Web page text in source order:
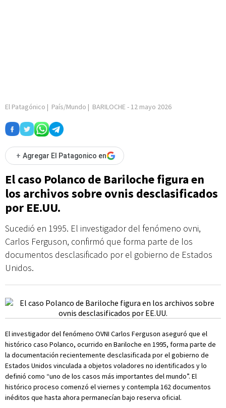
El Patagónico | País/Mundo | BARILOCHE- 12 mayo 2026
+ Agregar El Patagonico en
El caso Polanco de Bariloche figura en
los archivos sobre ovnis desclasificados
por EE.UU.
Sucedió en 1995. El investigador del fenómeno ovni,
Carlos Ferguson, confirmó que forma parte de los
documentos desclasificado por el gobierno de Estados
Unidos.
El investigador del fenómeno OVNI Carlos Ferguson aseguró que el
histórico caso Polanco, ocurrido en Bariloche en 1995, forma parte de
la documentación recientemente desclasificada por el gobierno de
Estados Unidos vinculada a objetos voladores no identificados y lo
definió como “uno de los casos más importantes del mundo”. El
histórico proceso comenzó el viernes y contempla 162 documentos
inéditos que hasta ahora permanecían bajo reserva oficial.